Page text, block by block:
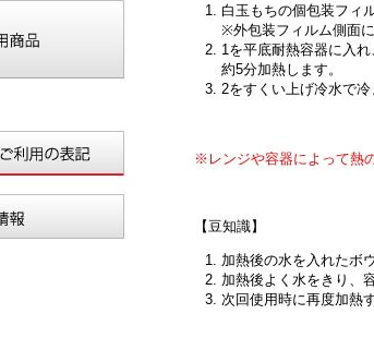
白玉もちの個包装フィ
※外包装フィルム側面
1を平底耐熱容器に入
約5分加熱します。
2をすくい上げ冷水で
※レンジや容器によって熱
【豆知識】
加熱後の水を入れたボ
加熱後よく水をきり、
次回使用時に再度加熱